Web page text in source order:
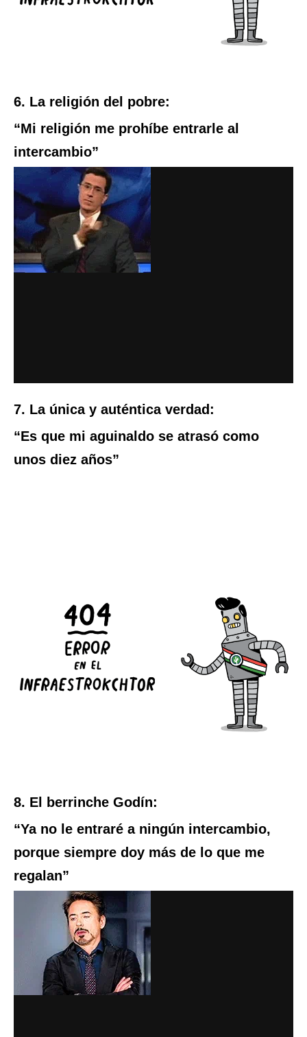
6. La religión del pobre:
“Mi religión me prohíbe entrarle al
intercambio”
7. La única y auténtica verdad:
“Es que mi aguinaldo se atrasó como
unos diez años”
8. El berrinche Godín:
“Ya no le entraré a ningún intercambio,
porque siempre doy más de lo que me
regalan”